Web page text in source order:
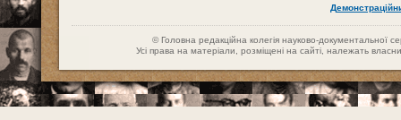
© Головна редакційна колегія науково-документальної
Усі права на матеріали, розміщені на сайті, належать